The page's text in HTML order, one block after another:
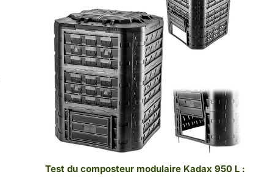
Test du composteur modulaire Kadax 950 L :